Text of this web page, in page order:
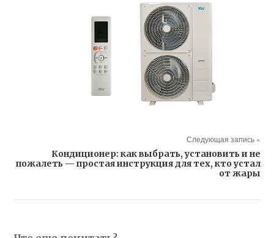
Следующая запись »
Кондиционер: как выбрать, установить и не
пожалеть — простая инструкция для тех, кто устал
от жары